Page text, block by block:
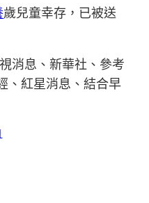
歲兒童幸存，已被送
消息、新華社、參考
、紅星消息、結合早